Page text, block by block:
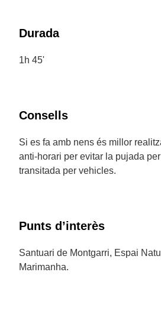
Durada
1h 45'
Consells
Si es fa amb nens és millor
anti-horari per evitar la pujada
transitada per vehicles.
Punts d’interès
Santuari de Montgarri, Espai
Marimanha.